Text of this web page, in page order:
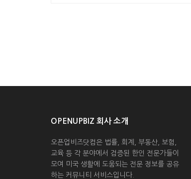
OPENUPBIZ 회사 소개
오픈업비즈닷컴은 법률, 회계, 부동산, 보험,
교육 등 각 분야에서 검증된 한인 전문가들이
모여 미국 생활에 도움되는 전문 정보를 공유
하는 커뮤니티 서비스입니다.